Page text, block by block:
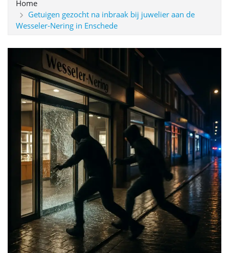
Home
Getuigen gezocht na inbraak bij juwelier aan de
Wesseler‑Nering in Enschede